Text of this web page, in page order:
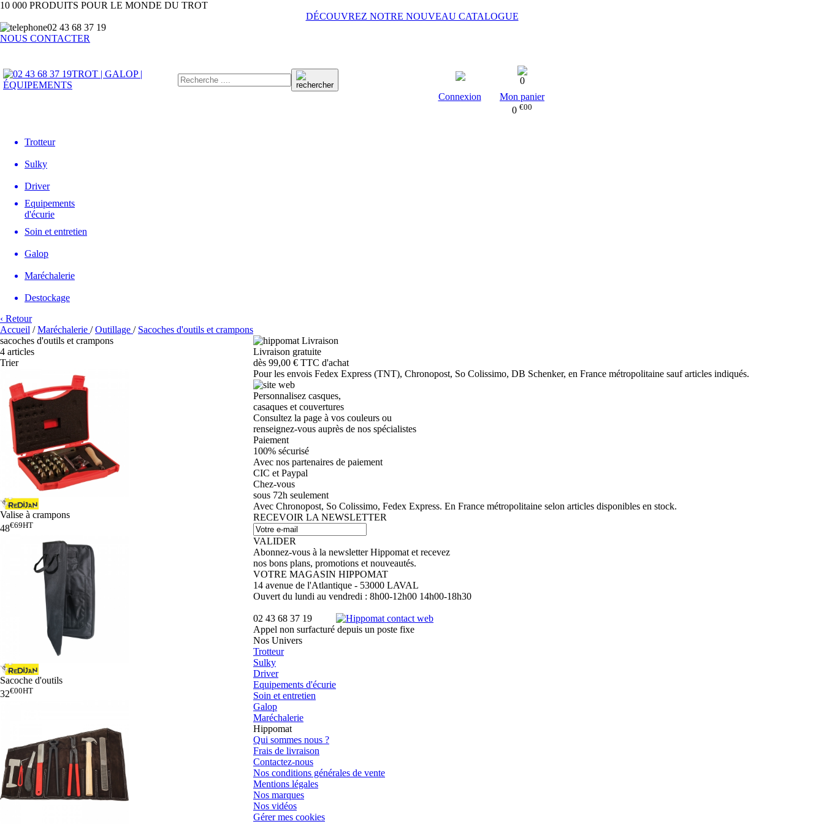
10 000 PRODUITS POUR LE MONDE DU TROT
DÉCOUVREZ NOTRE NOUVEAU CATALOGUE
02 43 68 37 19
NOUS CONTACTER
TROT | GALOP |
ÉQUIPEMENTS
Connexion
0
Mon panier
0 €00
Trotteur
Sulky
Driver
Equipements
d'écurie
Soin et entretien
Galop
Maréchalerie
Destockage
‹ Retour
Accueil /Maréchalerie /Outillage / Sacoches d'outils et crampons
sacoches d'outils et crampons
4 articles
Trier
Valise à crampons
48€69HT
Sacoche d'outils
32€00HT
Livraison gratuite
dès 99,00 € TTC d'achat
Pour les envois Fedex Express (TNT), Chronopost, So Colissimo, DB Schenker, en France métropolitaine sauf articles indiqués.
Personnalisez casques,
casaques et couvertures
Consultez la page à vos couleurs ou
renseignez-vous auprès de nos spécialistes
Paiement
100% sécurisé
Avec nos partenaires de paiement
CIC et Paypal
Chez-vous
sous 72h seulement
Avec Chronopost, So Colissimo, Fedex Express. En France métropolitaine selon articles disponibles en stock.
RECEVOIR LA NEWSLETTER
VALIDER
Abonnez-vous à la newsletter Hippomat et recevez
nos bons plans, promotions et nouveautés.
VOTRE MAGASIN HIPPOMAT
14 avenue de l'Atlantique - 53000 LAVAL
Ouvert du lundi au vendredi : 8h00-12h00 14h00-18h30
02 43 68 37 19
Appel non surfacturé depuis un poste fixe
Nos Univers
Trotteur
Sulky
Driver
Equipements d'écurie
Soin et entretien
Galop
Maréchalerie
Hippomat
Qui sommes nous ?
Frais de livraison
Contactez-nous
Nos conditions générales de vente
Mentions légales
Nos marques
Nos vidéos
Gérer mes cookies